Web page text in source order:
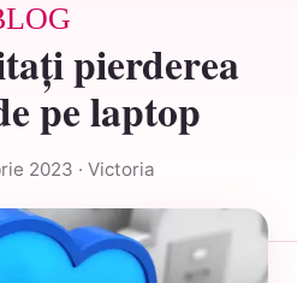
pierderea
pe laptop
2023 · Victoria